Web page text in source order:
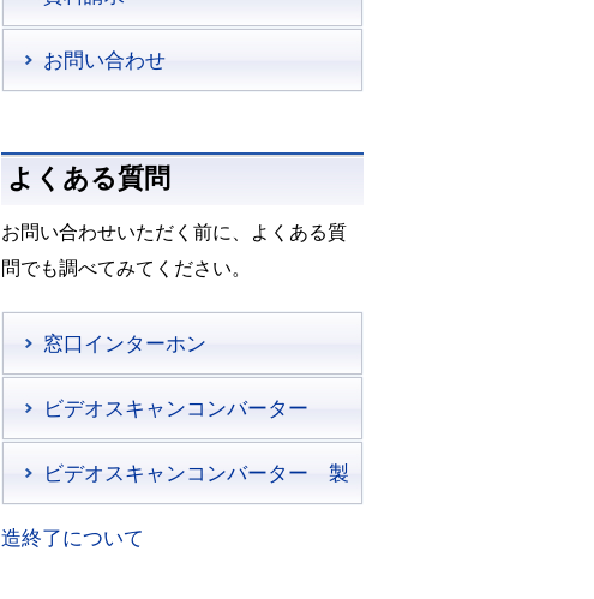
お問い合わせ
よくある質問
お問い合わせいただく前に、よくある質
問でも調べてみてください。
窓口インターホン
ビデオスキャンコンバーター
ビデオスキャンコンバーター 製
造終了について